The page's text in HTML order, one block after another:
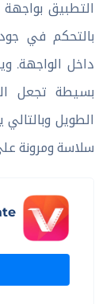
التطبيق
بالتحكم في
داخل الواجهة.
بسيطة تجعل
الطويل
سلاسة ومرونة